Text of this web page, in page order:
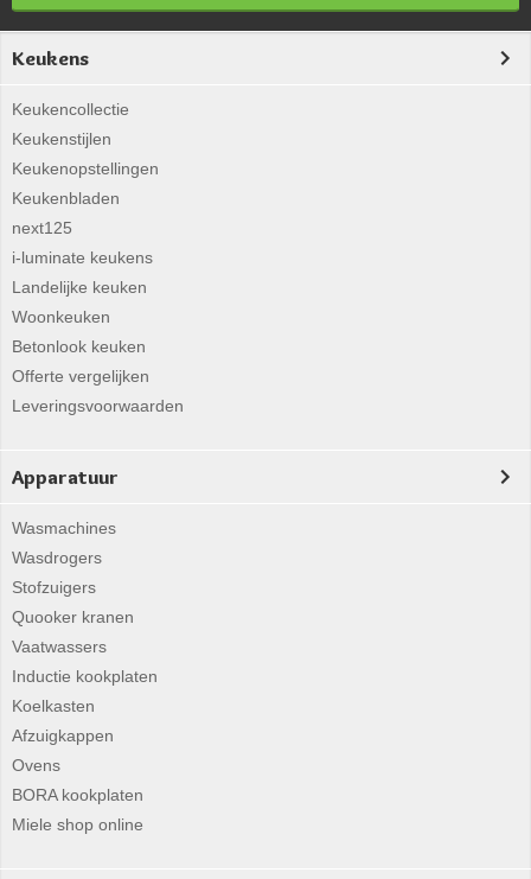
Keukens
Keukencollectie
Keukenstijlen
Keukenopstellingen
Keukenbladen
next125
i-luminate keukens
Landelijke keuken
Woonkeuken
Betonlook keuken
Offerte vergelijken
Leveringsvoorwaarden
Apparatuur
Wasmachines
Wasdrogers
Stofzuigers
Quooker kranen
Vaatwassers
Inductie kookplaten
Koelkasten
Afzuigkappen
Ovens
BORA kookplaten
Miele shop online